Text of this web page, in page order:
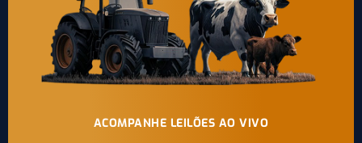
ACOMPANHE LEILÕES AO VIVO